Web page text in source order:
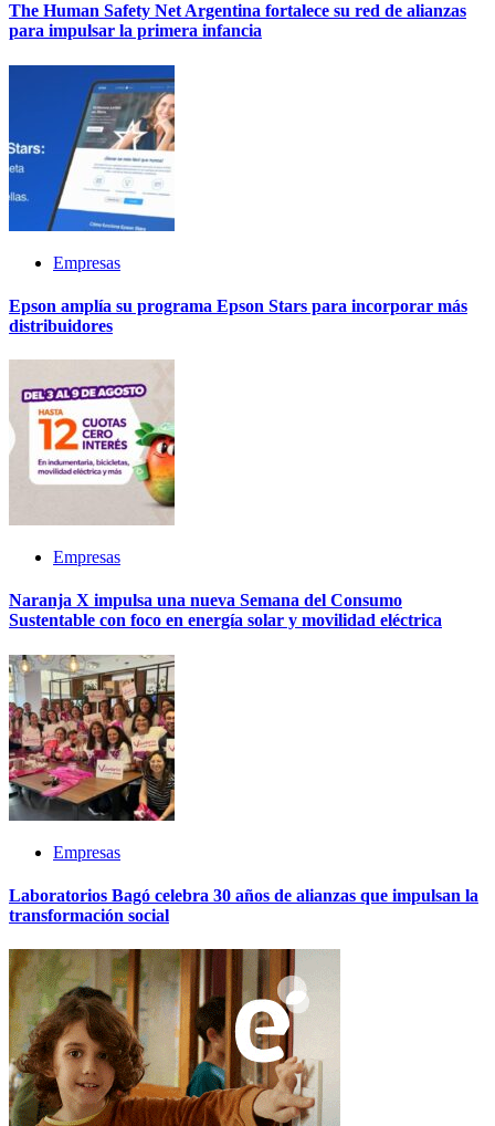
The Human Safety Net Argentina fortalece su red de alianzas
para impulsar la primera infancia
Empresas
Epson amplía su programa Epson Stars para incorporar más
distribuidores
Empresas
Naranja X impulsa una nueva Semana del Consumo
Sustentable con foco en energía solar y movilidad eléctrica
Empresas
Laboratorios Bagó celebra 30 años de alianzas que impulsan la
transformación social